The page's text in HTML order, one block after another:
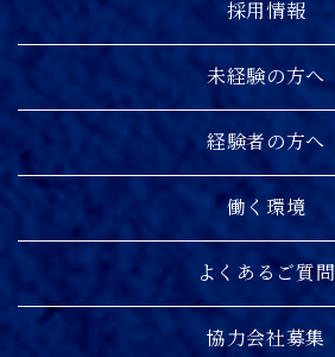
採用情報
未経験の方へ
経験者の方へ
働く環境
よくあるご質問
協力会社募集